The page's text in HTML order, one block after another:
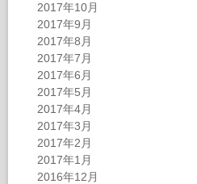
2017年10月
2017年9月
2017年8月
2017年7月
2017年6月
2017年5月
2017年4月
2017年3月
2017年2月
2017年1月
2016年12月